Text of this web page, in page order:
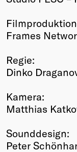
Frames
Regie:
Dinko
Kamera:
Matthias
Sounddesign:
Peter